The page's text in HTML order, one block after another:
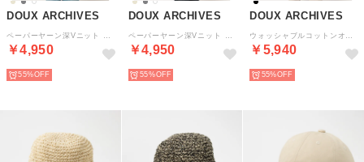
DOUX ARCHIVES
￥4,950
55%
DOUX ARCHIVES
￥4,950
55%
DOUX ARCHIVES
￥5,940
55%